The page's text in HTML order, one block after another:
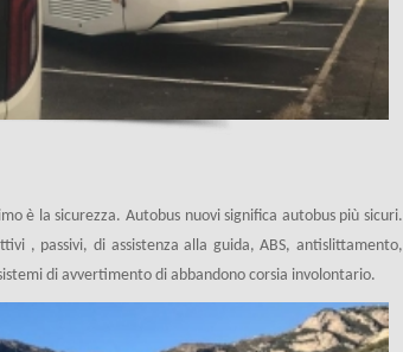
è la sicurezza. Autobus nuovi significa autobus più sicuri.
, passivi, di assistenza alla guida, ABS, antislittamento,
di avvertimento di abbandono corsia involontario.